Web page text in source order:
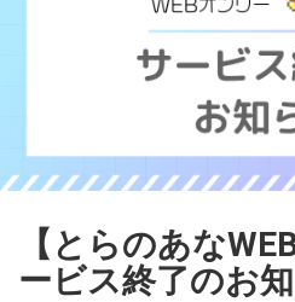
【とらのあな
ービス終了のお